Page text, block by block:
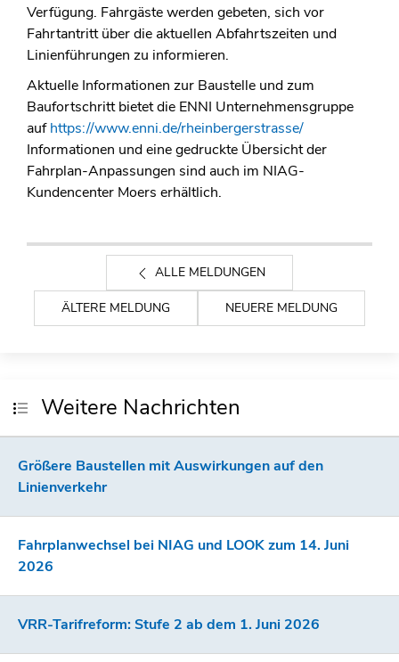
Verfügung. Fahrgäste werden gebeten, sich vor
Fahrtantritt über die aktuellen Abfahrtszeiten und
Linienführungen zu informieren.
Aktuelle Informationen zur Baustelle und zum
Baufortschritt bietet die ENNI Unternehmensgruppe
aufhttps://www.enni.de/rheinbergerstrasse/
Informationen und eine gedruckte Übersicht der
Fahrplan-Anpassungen sind auch im NIAG-
Kundencenter Moers erhältlich.
ALLE MELDUNGEN
ÄLTERE MELDUNG NEUERE MELDUNG
Weitere Nachrichten
Größere Baustellen mit Auswirkungen auf den
Linienverkehr
Fahrplanwechsel bei NIAG und LOOK zum 14. Juni
2026
VRR-Tarifreform: Stufe 2 ab dem 1. Juni 2026